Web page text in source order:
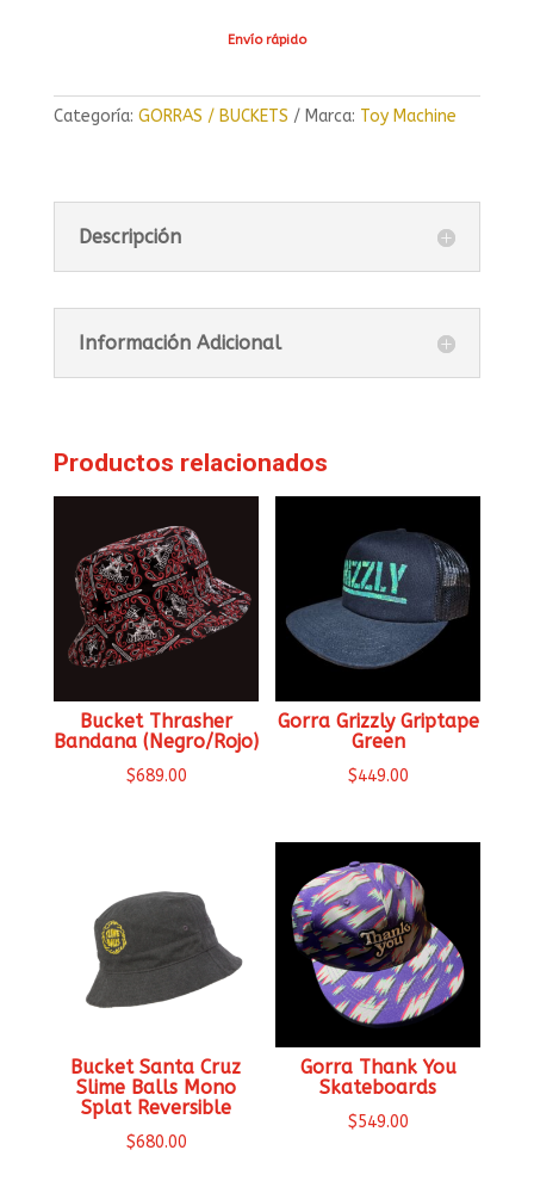
Envío rápido
Categoría: GORRAS / BUCKETS Marca: Toy Machine
Descripción
Información Adicional
Productos relacionados
Bucket Thrasher
Bandana (Negro/Rojo)
$689.00
Gorra Grizzly Griptape
Green
$449.00
Bucket Santa Cruz
Slime Balls Mono
Splat Reversible
$680.00
Gorra Thank You
Skateboards
$549.00